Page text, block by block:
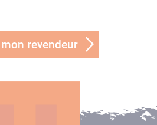
revendeur